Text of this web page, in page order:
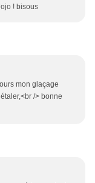
! bisous
mon glaçage
/> bonne